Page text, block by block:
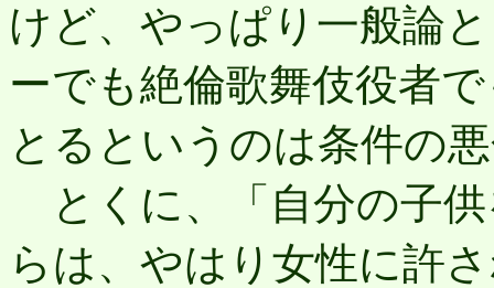
けど、やっぱり一般論
ーでも絶倫歌舞伎役者
とるというのは条件の
とくに、「自分の子
らは、やはり女性に許